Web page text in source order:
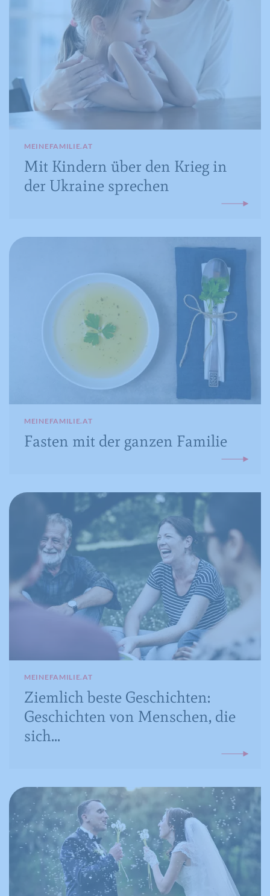
MEINEFAMILIE.AT
Mit Kindern über den Krieg in
der Ukraine sprechen
MEINEFAMILIE.AT
Fasten mit der ganzen Familie
MEINEFAMILIE.AT
Ziemlich beste Geschichten:
Geschichten von Menschen, die
sich...